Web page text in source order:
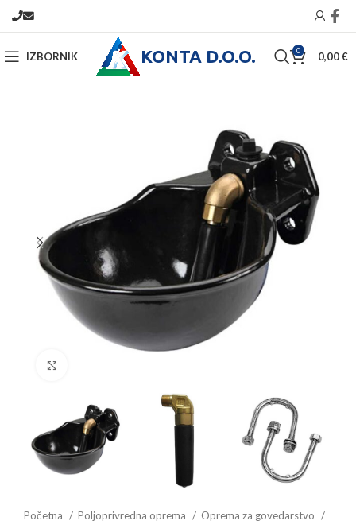
IZBORNIK KONTA D.O.O. 0 0,00€
Početna Poljoprivredna oprema
Oprema za govedarstvo